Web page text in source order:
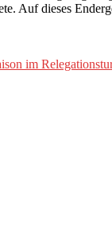
Auf dieses
im